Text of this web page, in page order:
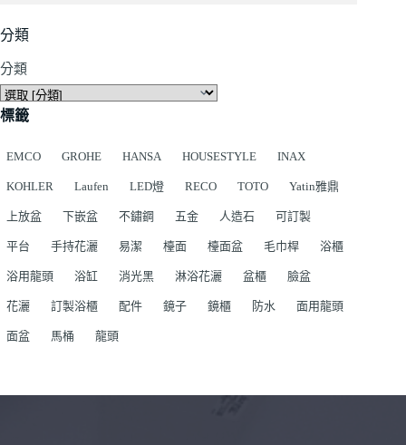
分類
分類
標籤
EMCO GROHE HANSA HOUSESTYLE INAX
KOHLER Laufen LED燈 RECO TOTO Yatin雅鼎
上放盆 下嵌盆 不鏽鋼 五金 人造石 可訂製
平台 手持花灑 易潔 檯面 檯面盆 毛巾桿 浴櫃
浴用龍頭 浴缸 消光黑 淋浴花灑 盆櫃 臉盆
花灑 訂製浴櫃 配件 鏡子 鏡櫃 防水 面用龍頭
面盆 馬桶 龍頭